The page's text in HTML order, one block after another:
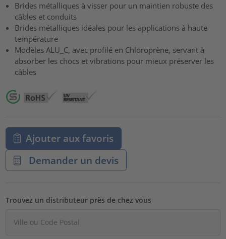
Brides métalliques à visser pour un maintien robuste des
câbles et conduits
Brides métalliques idéales pour les applications à haute
température
Modèles ALU_C, avec profilé en Chloroprène, servant à
absorber les chocs et vibrations pour mieux préserver les
câbles
Ajouter aux favoris
Demander un devis
Trouvez un distributeur près de chez vous